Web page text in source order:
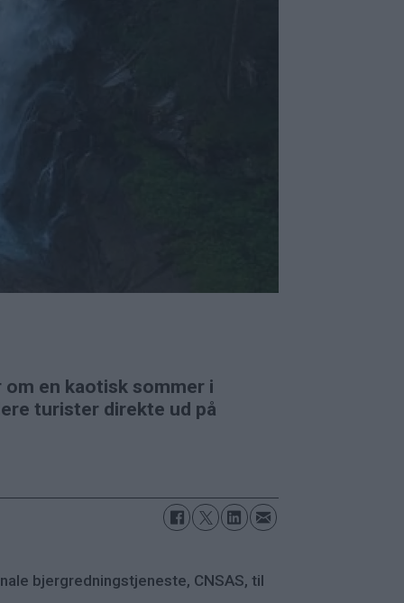
en kaotisk sommer i
turister direkte ud på
bjergredningstjeneste, CNSAS, til